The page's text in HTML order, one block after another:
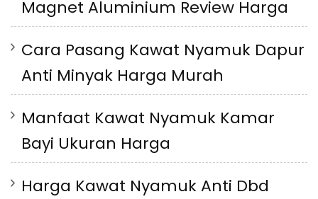
Magnet Aluminium Review Harga
Cara Pasang Kawat Nyamuk Dapur
Anti Minyak Harga Murah
Manfaat Kawat Nyamuk Kamar
Bayi Ukuran Harga
Harga Kawat Nyamuk Anti Dbd